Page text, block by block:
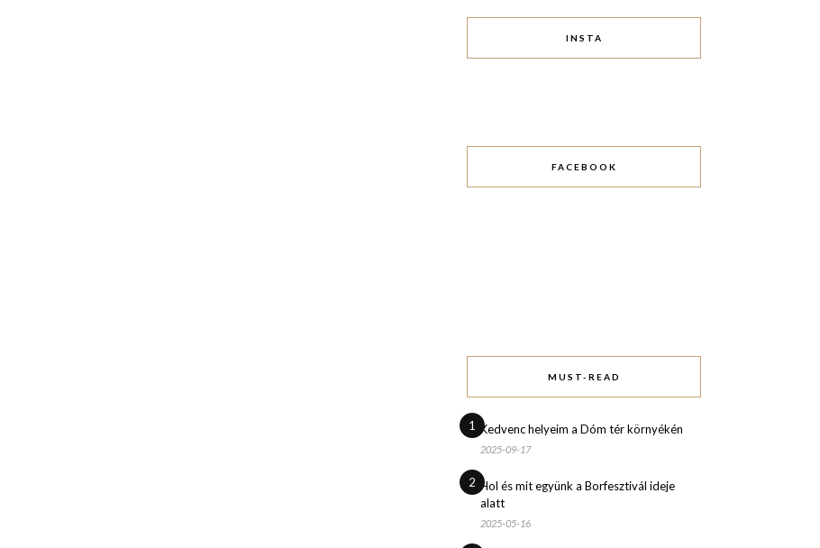
INSTA
FACEBOOK
MUST-READ
1 Kedvenc helyeim a Dóm tér környékén
2025-09-17
2 Hol és mit együnk a Borfesztivál ideje
alatt
2025-05-16